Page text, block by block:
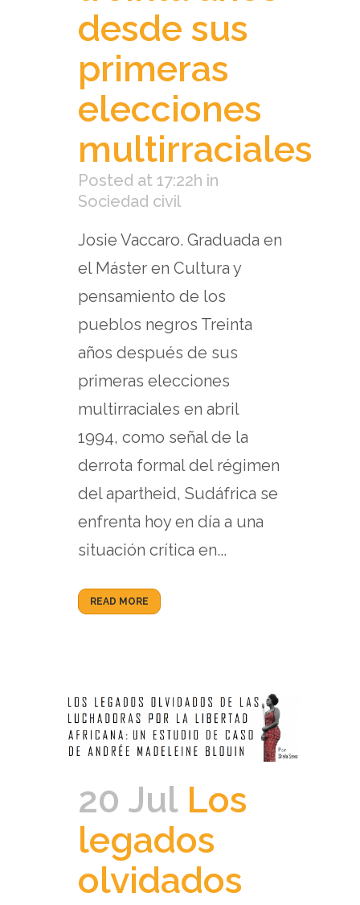
desde sus
primeras
elecciones
multirraciales
Posted at 17:22h in
Sociedad civil
Josie Vaccaro. Graduada en
el Máster en Cultura y
pensamiento de los
pueblos negros Treinta
años después de sus
primeras elecciones
multirraciales en abril
1994, como señal de la
derrota formal del régimen
del apartheid, Sudáfrica se
enfrenta hoy en día a una
situación crítica en...
READ MORE
20 Jul Los
legados
olvidados